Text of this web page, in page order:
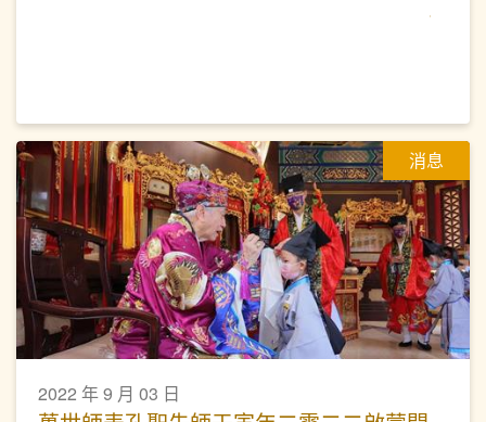
消息
2022 年 9 月 03 日